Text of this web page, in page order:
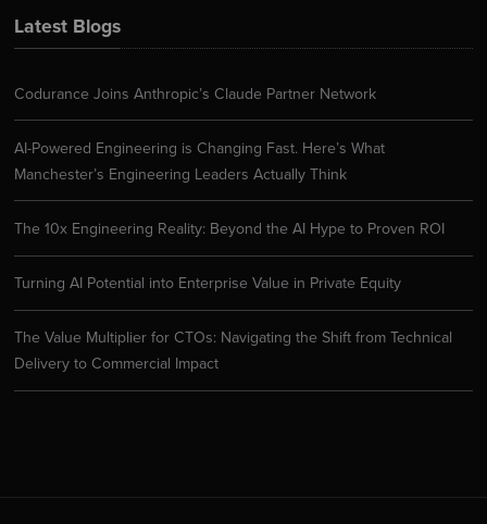
Latest Blogs
Codurance Joins Anthropic’s Claude Partner Network
AI-Powered Engineering is Changing Fast. Here’s What
Manchester’s Engineering Leaders Actually Think
The 10x Engineering Reality: Beyond the AI Hype to Proven ROI
Turning AI Potential into Enterprise Value in Private Equity
The Value Multiplier for CTOs: Navigating the Shift from Technical
Delivery to Commercial Impact